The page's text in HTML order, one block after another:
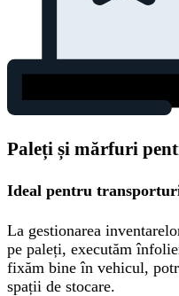
Paleți și mărfuri
Ideal pentru
La gestionarea
pe paleți, executăm
fixăm bine în vehicul,
spații de stocare.